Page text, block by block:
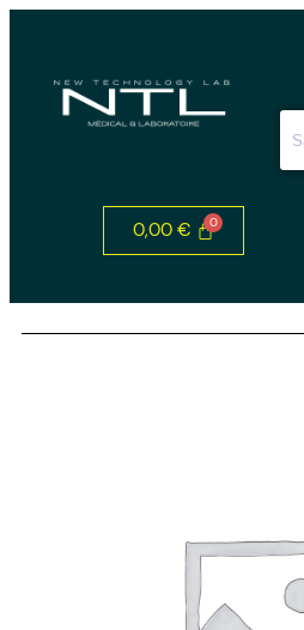
0,00 €